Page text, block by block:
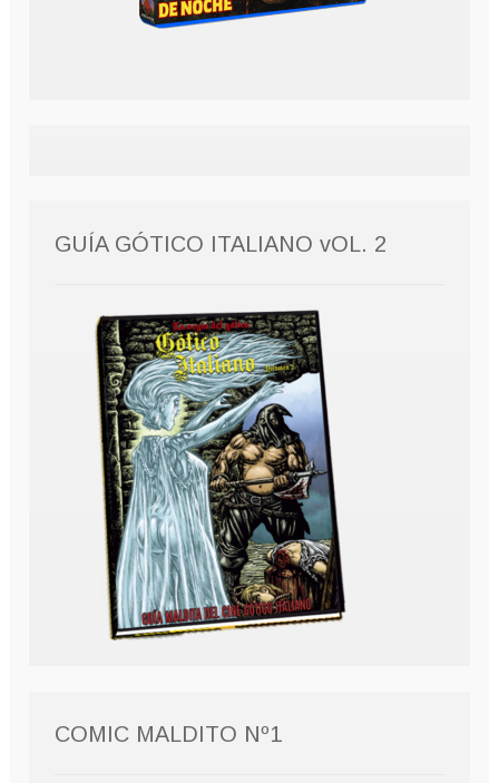
GUÍA GÓTICO ITALIANO vOL. 2
COMIC MALDITO Nº1